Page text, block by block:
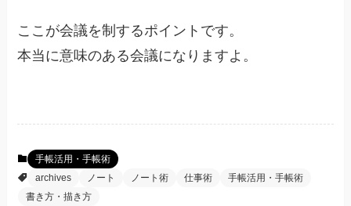
ここが会議を制するポイントです。
本当に意味のある会議になりますよ。
手帳活用・手帳術
archives
ノート ノート術 仕事術
手帳活用・手帳術
書き方・描き方